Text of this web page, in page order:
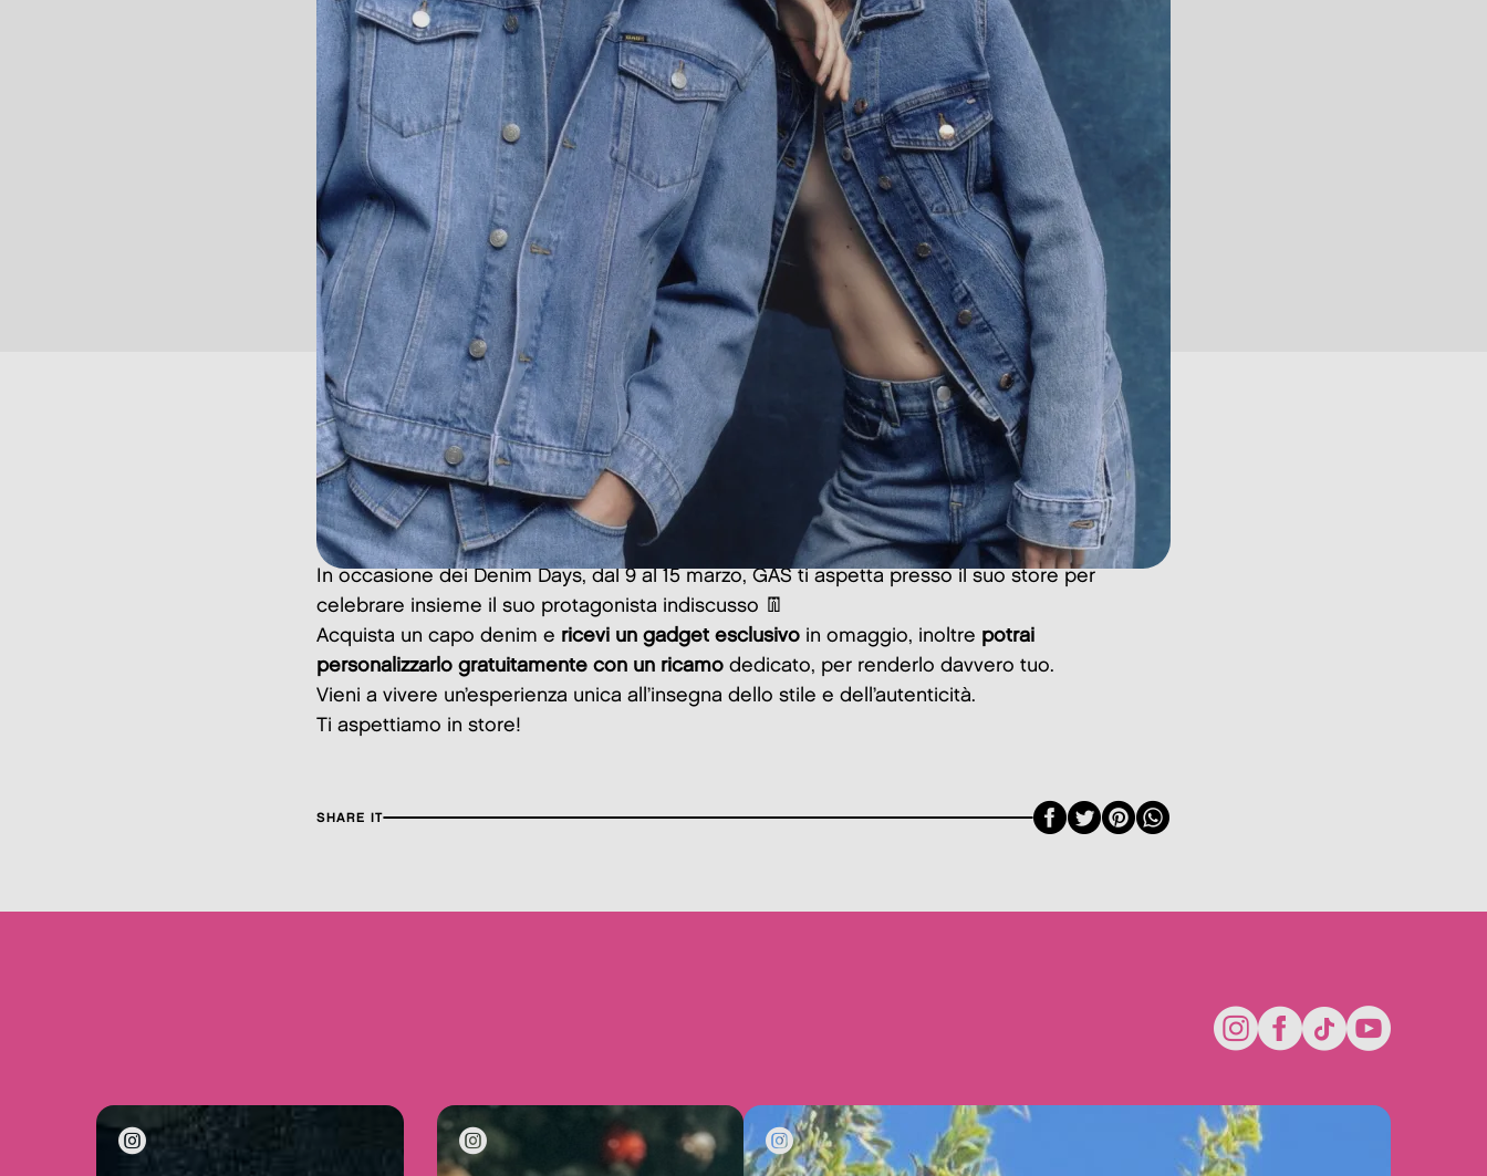
In occasione dei Denim Days, dal 9 al 15 marzo, GAS ti aspetta presso il suo store per
celebrare insieme il suo protagonista indiscusso 👖
Acquista un capo denim e ricevi un gadget esclusivo in omaggio, inoltre potrai
personalizzarlo gratuitamente con un ricamo dedicato, per renderlo davvero tuo.
Vieni a vivere un’esperienza unica all’insegna dello stile e dell’autenticità.
Ti aspettiamo in store!
SHARE IT Facebook
Twitter
Pinterest